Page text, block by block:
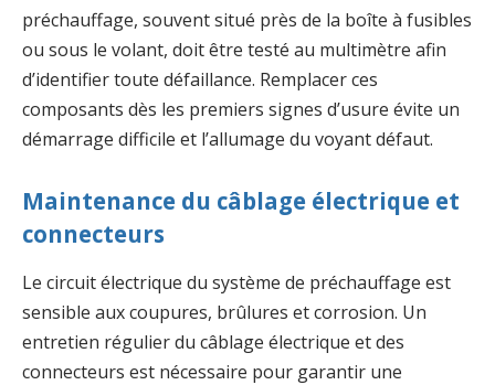
préchauffage, souvent situé près de la boîte à fusibles
ou sous le volant, doit être testé au multimètre afin
d’identifier toute défaillance. Remplacer ces
composants dès les premiers signes d’usure évite un
démarrage difficile et l’allumage du voyant défaut.
Maintenance du câblage électrique et
connecteurs
Le circuit électrique du système de préchauffage est
sensible aux coupures, brûlures et corrosion. Un
entretien régulier du câblage électrique et des
connecteurs est nécessaire pour garantir une